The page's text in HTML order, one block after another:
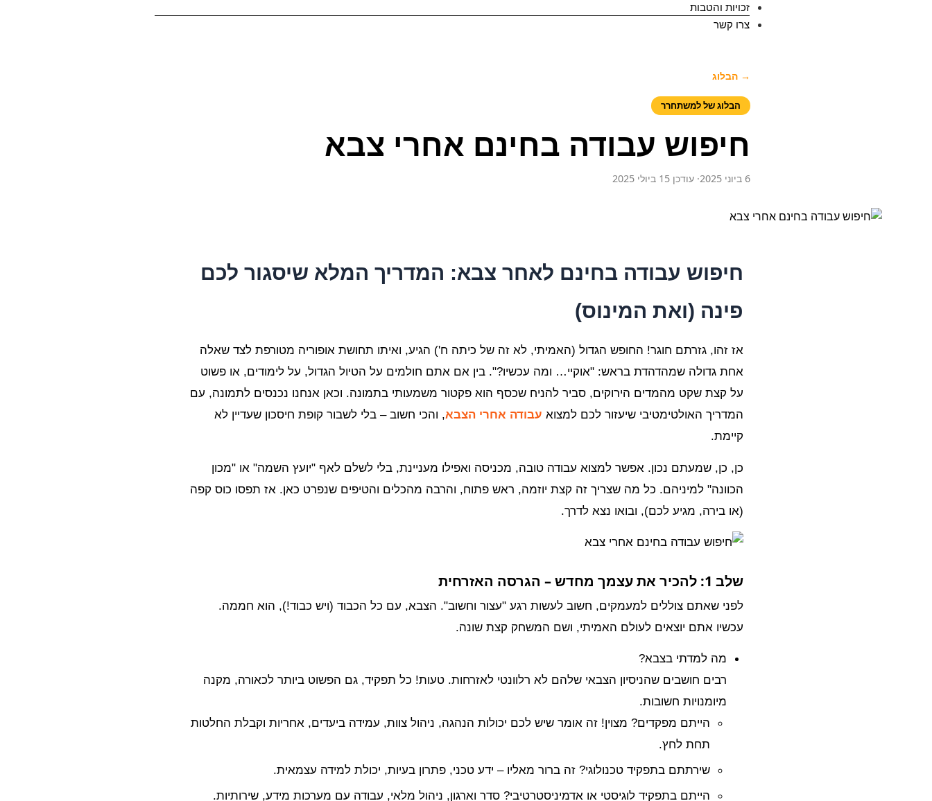
זכויות והטבות
צרו קשר
→ הבלוג
הבלוג של למשתחרר
חיפוש עבודה בחינם אחרי צבא
6 ביוני 2025 · עודכן 15 ביולי 2025
חיפוש עבודה בחינם לאחר צבא: המדריך המלא שיסגור לכם
פינה (ואת המינוס)
אז זהו, גזרתם חוגר! החופש הגדול (האמיתי, לא זה של כיתה ח') הגיע, ואיתו תחושת אופוריה מטורפת לצד שאלה
אחת גדולה שמהדהדת בראש: "אוקיי… ומה עכשיו?". בין אם אתם חולמים על הטיול הגדול, על לימודים, או פשוט
על קצת שקט מהמדים הירוקים, סביר להניח שכסף הוא פקטור משמעותי בתמונה. וכאן אנחנו נכנסים לתמונה, עם
המדריך האולטימטיבי שיעזור לכם למצוא עבודה אחרי הצבא, והכי חשוב – בלי לשבור קופת חיסכון שעדיין לא
קיימת.
כן, כן, שמעתם נכון. אפשר למצוא עבודה טובה, מכניסה ואפילו מעניינת, בלי לשלם לאף "יועץ השמה" או "מכון
הכוונה" למיניהם. כל מה שצריך זה קצת יוזמה, ראש פתוח, והרבה מהכלים והטיפים שנפרט כאן. אז תפסו כוס קפה
(או בירה, מגיע לכם), ובואו נצא לדרך.
שלב 1: להכיר את עצמך מחדש – הגרסה האזרחית
לפני שאתם צוללים למעמקים, חשוב לעשות רגע "עצור וחשוב". הצבא, עם כל הכבוד (ויש כבוד!), הוא חממה.
עכשיו אתם יוצאים לעולם האמיתי, ושם המשחק קצת שונה.
מה למדתי בצבא?
רבים חושבים שהניסיון הצבאי שלהם לא רלוונטי לאזרחות. טעות! כל תפקיד, גם הפשוט ביותר לכאורה, מקנה
מיומנויות חשובות.
הייתם מפקדים? מצוין! זה אומר שיש לכם יכולות הנהגה, ניהול צוות, עמידה ביעדים, אחריות וקבלת החלטות
תחת לחץ.
שירתתם בתפקיד טכנולוגי? זה ברור מאליו – ידע טכני, פתרון בעיות, יכולת למידה עצמאית.
הייתם בתפקיד לוגיסטי או אדמיניסטרטיבי? סדר וארגון, ניהול מלאי, עבודה עם מערכות מידע, שירותיות.